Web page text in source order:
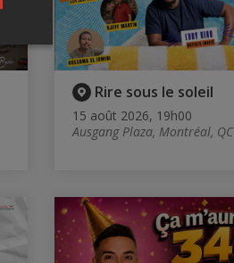
Rire sous le soleil
15 août 2026, 19h00
Ausgang Plaza, Montréal, QC